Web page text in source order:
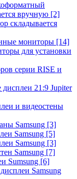
вручную [2]
складывается
мониторы [14]
для установки
серии RISE и
21:9 Jupiter
и видеостены
Samsung [3]
Samsung [5]
Samsung [3]
Samsung [7]
Sumsung [6]
Samsung